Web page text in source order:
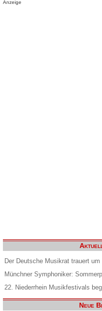
Anzeige
Der Deutsche Musikrat trauert
Münchner Symphoniker:
22. Niederrhein Musikfestivals
Neue